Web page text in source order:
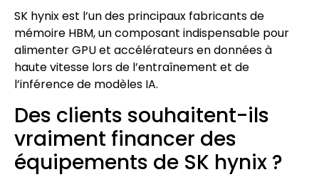
SK hynix est l’un des principaux fabricants de
mémoire HBM, un composant indispensable pour
alimenter GPU et accélérateurs en données à
haute vitesse lors de l’entraînement et de
l’inférence de modèles IA.
Des clients souhaitent-ils
vraiment financer des
équipements de SK hynix ?